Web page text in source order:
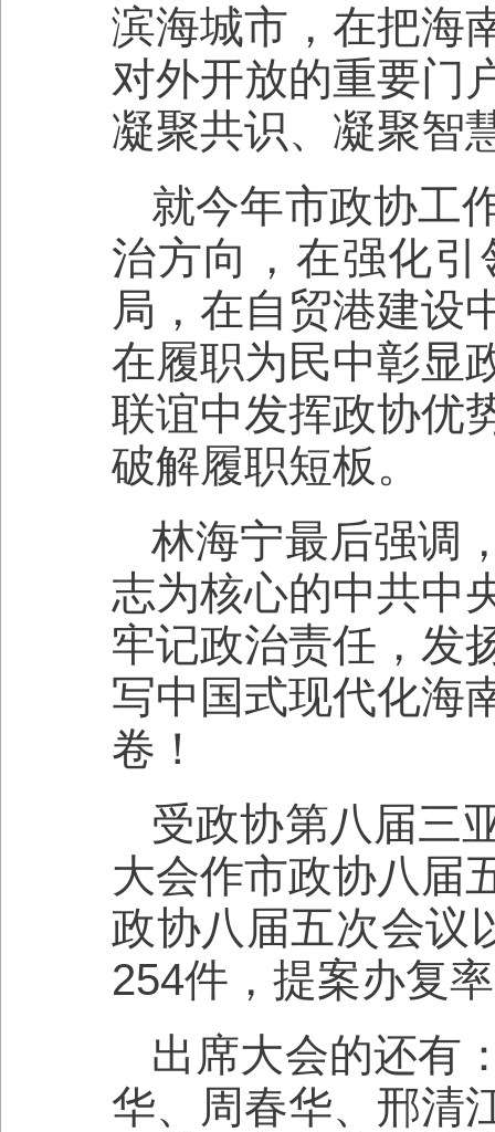
滨海城市，在把海
对外开放的重要门
凝聚共识、凝聚智
就今年市政协工
治方向，在强化
局，在自贸港建设
在履职为民中彰显
联谊中发挥政协优
破解履职短板。
林海宁最后强调
志为核心的中共中
牢记政治责任，发
写中国式现代化海
卷！
受政协第八届三
大会作市政协八届
政协八届五次会议
254件，提案办复
出席大会的还有
华、周春华、邢清